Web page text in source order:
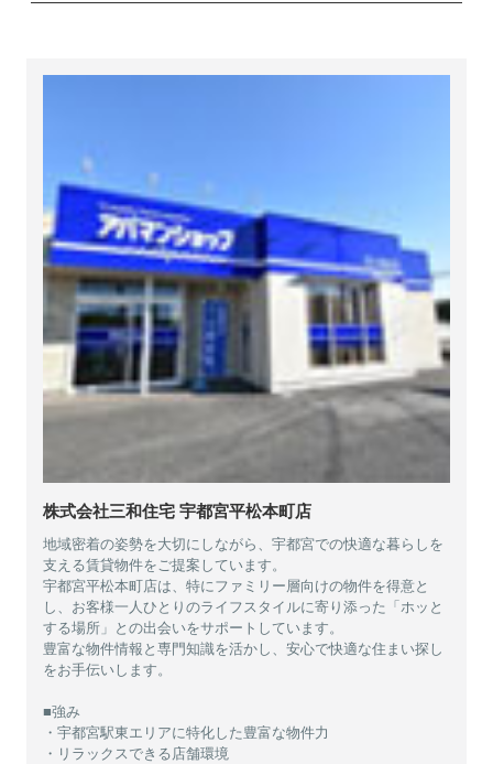
株式会社三和住宅 宇都宮平松本町店
地域密着の姿勢を大切にしながら、宇都宮での快適な暮らしを
支える賃貸物件をご提案しています。
宇都宮平松本町店は、特にファミリー層向けの物件を得意と
し、お客様一人ひとりのライフスタイルに寄り添った「ホッと
する場所」との出会いをサポートしています。
豊富な物件情報と専門知識を活かし、安心で快適な住まい探し
をお手伝いします。
■強み
・宇都宮駅東エリアに特化した豊富な物件力
・リラックスできる店舗環境